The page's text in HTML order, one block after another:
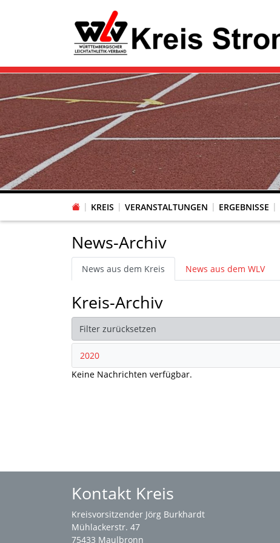
KREIS VERANSTALTUNGEN ERGEBNISSE
News-Archiv
News aus dem Kreis News aus dem WLV
Kreis-Archiv
Filter zurücksetzen
2020
Keine Nachrichten verfügbar.
Kontakt Kreis
Kreisvorsitzender Jörg Burkhardt
Mühlackerstr. 47
75433 Maulbronn